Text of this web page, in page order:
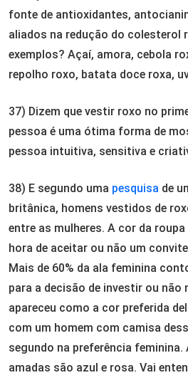
fonte de antioxidantes,
aliados na redução do colesterol
exemplos? Açaí, amora, cebola
repolho roxo, batata doce roxa,
37) Dizem que vestir roxo no
pessoa é uma ótima forma de
pessoa intuitiva, sensitiva e
38) E segundo uma pesquisa de
britânica, homens vestidos de
entre as mulheres. A cor da
hora de aceitar ou não um
Mais de 60% da ala feminina
para a decisão de investir ou não
apareceu como a cor preferida
com um homem com camisa
segundo na preferência feminina.
amadas são azul e rosa. Vai